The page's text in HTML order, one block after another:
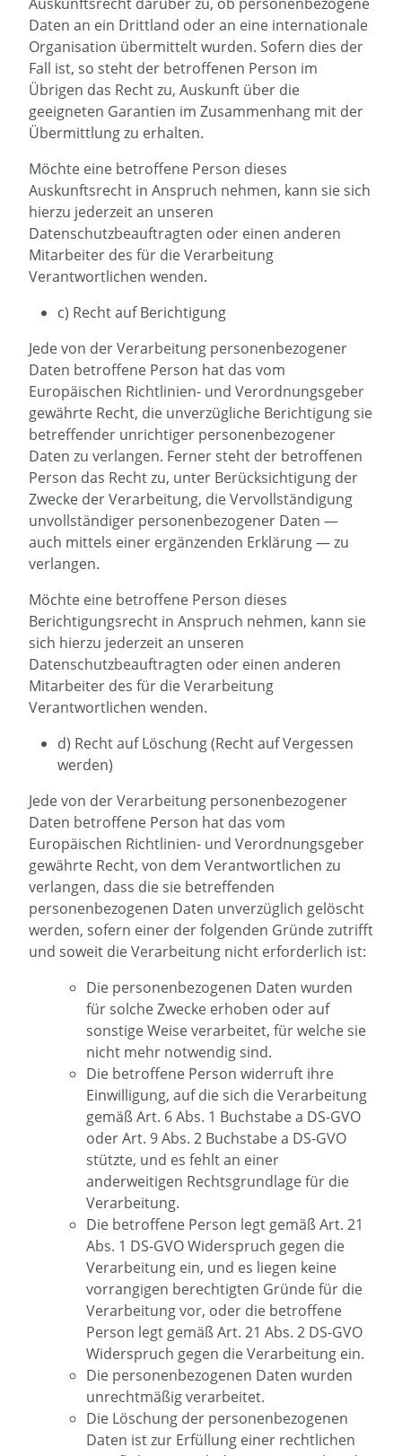
Daten an ein Drittland oder an eine internationale
Organisation übermittelt wurden. Sofern dies der
Fall ist, so steht der betroffenen Person im
Übrigen das Recht zu, Auskunft über die
geeigneten Garantien im Zusammenhang mit der
Übermittlung zu erhalten.
Möchte eine betroffene Person dieses
Auskunftsrecht in Anspruch nehmen, kann sie sich
hierzu jederzeit an unseren
Datenschutzbeauftragten oder einen anderen
Mitarbeiter des für die Verarbeitung
Verantwortlichen wenden.
c) Recht auf Berichtigung
Jede von der Verarbeitung personenbezogener
Daten betroffene Person hat das vom
Europäischen Richtlinien- und Verordnungsgeber
gewährte Recht, die unverzügliche Berichtigung sie
betreffender unrichtiger personenbezogener
Daten zu verlangen. Ferner steht der betroffenen
Person das Recht zu, unter Berücksichtigung der
Zwecke der Verarbeitung, die Vervollständigung
unvollständiger personenbezogener Daten —
auch mittels einer ergänzenden Erklärung — zu
verlangen.
Möchte eine betroffene Person dieses
Berichtigungsrecht in Anspruch nehmen, kann sie
sich hierzu jederzeit an unseren
Datenschutzbeauftragten oder einen anderen
Mitarbeiter des für die Verarbeitung
Verantwortlichen wenden.
d) Recht auf Löschung (Recht auf Vergessen
werden)
Jede von der Verarbeitung personenbezogener
Daten betroffene Person hat das vom
Europäischen Richtlinien- und Verordnungsgeber
gewährte Recht, von dem Verantwortlichen zu
verlangen, dass die sie betreffenden
personenbezogenen Daten unverzüglich gelöscht
werden, sofern einer der folgenden Gründe zutrifft
und soweit die Verarbeitung nicht erforderlich ist:
Die personenbezogenen Daten wurden
für solche Zwecke erhoben oder auf
sonstige Weise verarbeitet, für welche sie
nicht mehr notwendig sind.
Die betroffene Person widerruft ihre
Einwilligung, auf die sich die Verarbeitung
gemäß Art. 6 Abs. 1 Buchstabe a DS-GVO
oder Art. 9 Abs. 2 Buchstabe a DS-GVO
stützte, und es fehlt an einer
anderweitigen Rechtsgrundlage für die
Verarbeitung.
Die betroffene Person legt gemäß Art. 21
Abs. 1 DS-GVO Widerspruch gegen die
Verarbeitung ein, und es liegen keine
vorrangigen berechtigten Gründe für die
Verarbeitung vor, oder die betroffene
Person legt gemäß Art. 21 Abs. 2 DS-GVO
Widerspruch gegen die Verarbeitung ein.
Die personenbezogenen Daten wurden
unrechtmäßig verarbeitet.
Die Löschung der personenbezogenen
Daten ist zur Erfüllung einer rechtlichen